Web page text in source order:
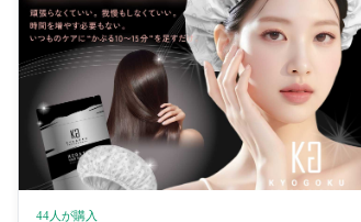
44人が購入